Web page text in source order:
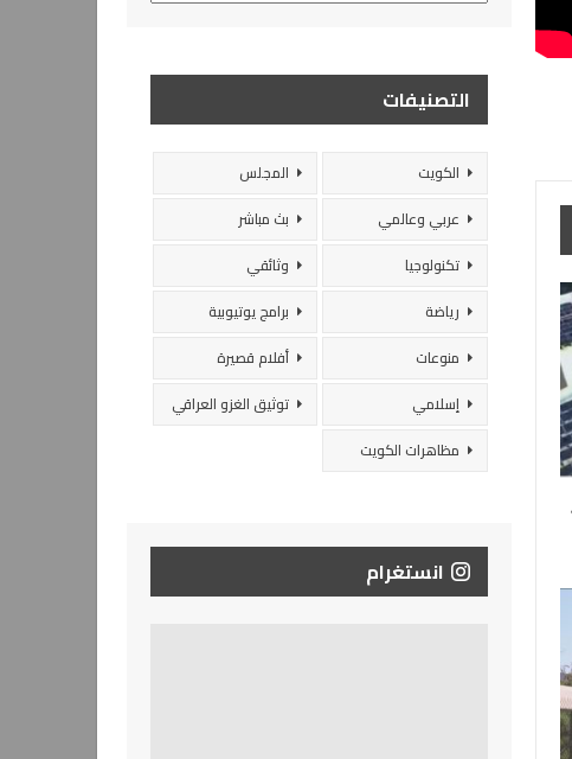
التصنيفات
الكويت
المجلس
عربي وعالمي
بث مباشر
تكنولوجيا
وثائقي
رياضة
برامج يوتيوبية
منوعات
أفلام قصيرة
إسلامي
توثيق الغزو العراقي
مظاهرات الكويت
انستغرام